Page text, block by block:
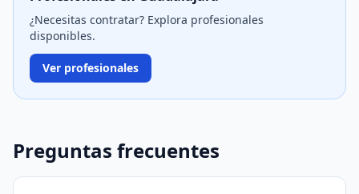
¿Necesitas contratar? Explora profesionales
disponibles.
Ver profesionales
Preguntas frecuentes